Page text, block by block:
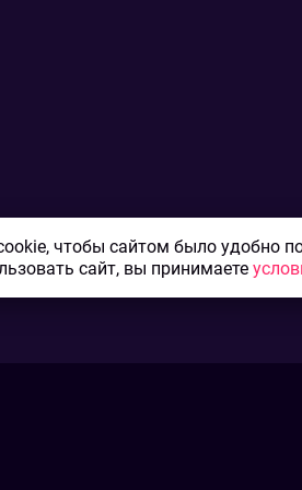
чтобы сайтом было удобно
сайт, вы принимаете